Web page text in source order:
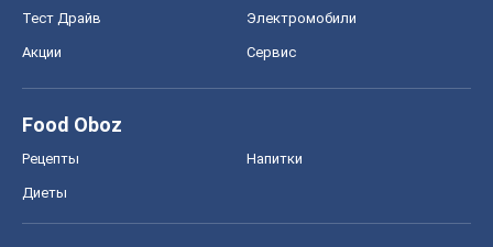
Тест Драйв Электромобили
Акции Сервис
Food Oboz
Рецепты Напитки
Диеты